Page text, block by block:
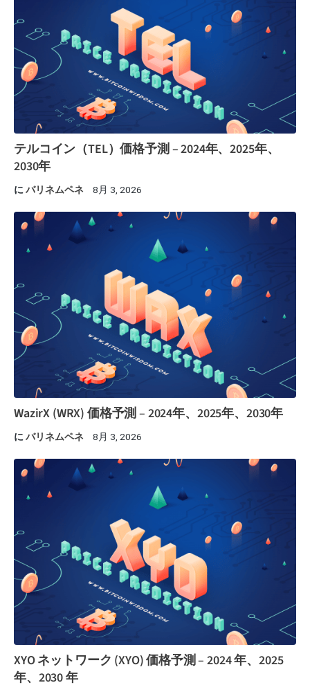
テルコイン（TEL）価格予測 – 2024年、2025年、
2030年
にバリネムペネ 8月 3, 2026
WazirX (WRX) 価格予測 – 2024年、2025年、2030年
にバリネムペネ 8月 3, 2026
XYO ネットワーク (XYO) 価格予測 – 2024 年、2025
年、2030 年